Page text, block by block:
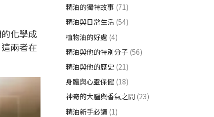
化學成
兩者在
精油的獨特故事 (71)
精油與日常生活 (54)
植物油的好處 (4)
精油與他的特別分子 (56)
精油與他的歷史 (21)
身體與心靈保健 (18)
神奇的大腦與香氣之間 (23)
精油新手必讀 (1)